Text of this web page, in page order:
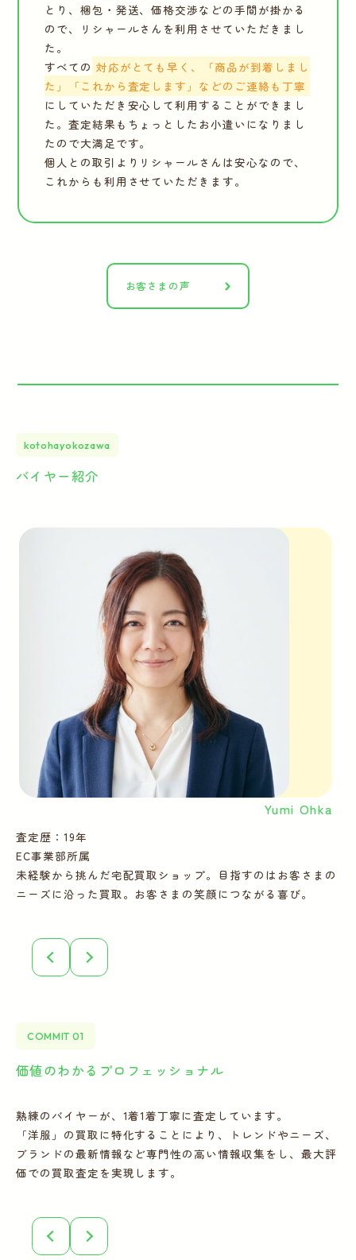
とり、梱包・発送、価格交渉などの手間が掛かる
ので、リシャールさんを利用させていただきまし
た。
すべての 対応がとても早く、「商品が到着しまし
た」「これから査定します」などのご連絡も丁寧
にしていただき安心して利用することができまし
た。査定結果もちょっとしたお小遣いになりまし
たので大満足です。
個人との取引よりリシャールさんは安心なので、
これからも利用させていただきます。
お客さまの声
kotohayokozawa
バイヤー紹介
Yumi Ohka
査定歴：19年
EC事業部所属
未経験から挑んだ宅配買取ショップ。目指すのはお客さまの
ニーズに沿った買取。お客さまの笑顔につながる喜び。
COMMIT 01
価値のわかるプロフェッショナル
熟練のバイヤーが、1着1着丁寧に査定しています。
「洋服」の買取に特化することにより、トレンドやニーズ、
ブランドの最新情報など専門性の高い情報収集をし、最大評
価での買取査定を実現します。